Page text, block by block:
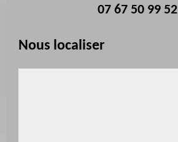
07 67 50 99 52
Nous localiser